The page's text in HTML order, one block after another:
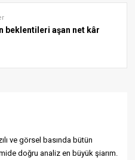
beklentileri aşan net kâr
ve görsel basında bütün
doğru analiz en büyük şiarım.